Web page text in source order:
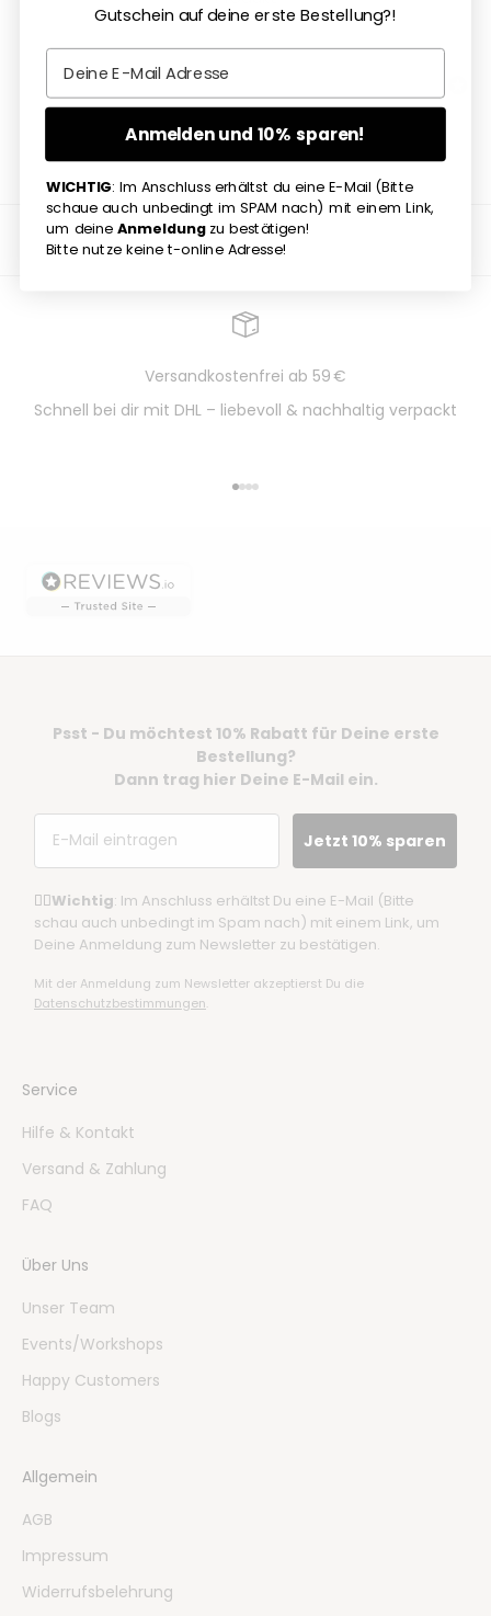
Versandkostenfrei ab 59 €
Schnell bei dir mit DHL – liebevoll & nachhaltig verpackt
Gehe zu Element 1
Gehe zu Element 2
Gehe zu Element 3
Gehe zu Element 4
Psst - Du möchtest 10% Rabatt für Deine erste
Bestellung?
Dann trag hier Deine E-Mail ein.
Email
Jetzt 10% sparen
☝🏼Wichtig: Im Anschluss erhältst Du eine E-Mail (Bitte
schau auch unbedingt im Spam nach) mit einem Link, um
Deine Anmeldung zum Newsletter zu bestätigen.
Mit der Anmeldung zum Newsletter akzeptierst Du die
Datenschutzbestimmungen.
Service
Hilfe & Kontakt
Versand & Zahlung
FAQ
Über Uns
Unser Team
Events/Workshops
Happy Customers
Blogs
Allgemein
AGB
Impressum
Widerrufsbelehrung
Gutschein auf deine erste Bestellung?!
Anmelden und 10% sparen!
WICHTIG: Im Anschluss erhältst du eine E-Mail (Bitte
schaue auch unbedingt im SPAM nach) mit einem Link,
um deine Anmeldung zu bestätigen!
Bitte nutze keine t-online Adresse!